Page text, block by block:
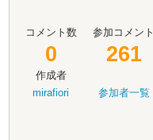
コメント数
0
作成者
mirafiori
参加コメント
261
参加者一覧